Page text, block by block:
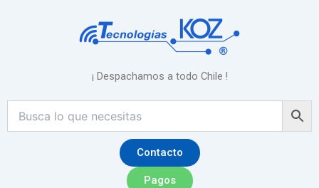
¡ Despachamos a todo Chile !
Contacto
Pagos